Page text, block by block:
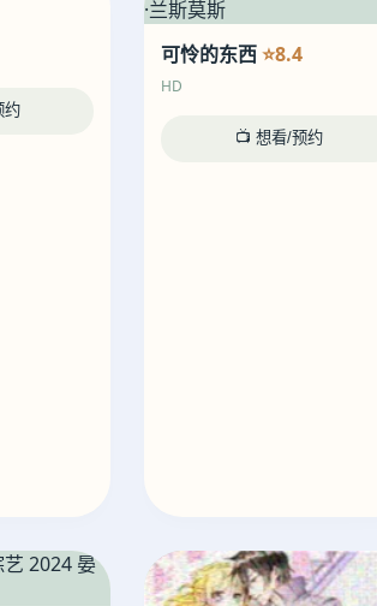
约
可怜的东西⭐8.4
HD
📺 想看/预约